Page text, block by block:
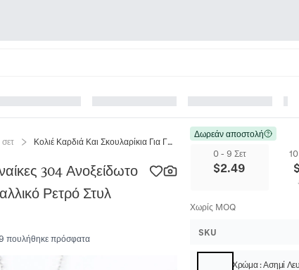
Κολιέ Καρδιά Και Σκουλαρίκια Για Γυναίκες 304 Ανοξείδωτο Ατσάλι 18K Επιχρυσωμένο Σμάλτο Γαλλικό Ρετρό Στυλ Κοσμήματα
304 Ανοξείδωτο
Ρετρό Στυλ
πουλήθηκε πρόσφατα
Δωρεάν αποστολή
0 - 9 Σετ
$2.49 $
Χωρίς MOQ
SKU
Χρώμα:Ασημί